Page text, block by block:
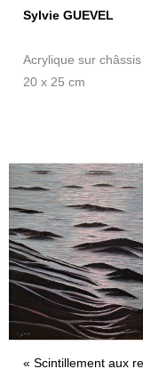
Sylvie GUEVEL
Acrylique sur
20 x 25 cm
« Scintillement aux